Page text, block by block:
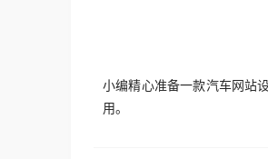
小编精心准备一款汽车网站
用。